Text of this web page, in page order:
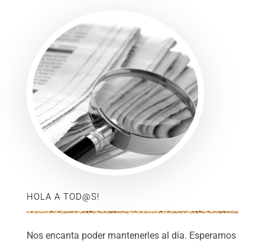
HOLA A TOD@S!
Nos encanta poder mantenerles al día. Esperamos